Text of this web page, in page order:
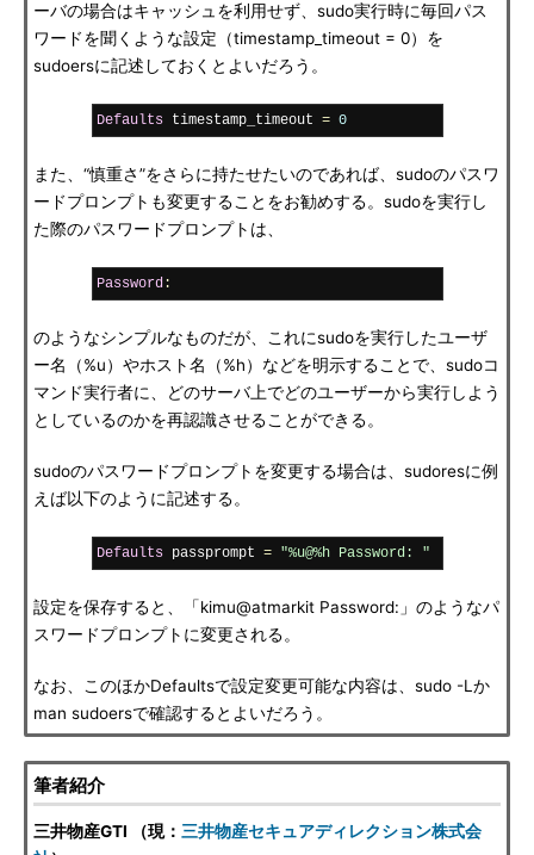
ーバの場合はキャッシュを利用せず、sudo実行時に毎回パス
ワードを聞くような設定（timestamp_timeout = 0）を
sudoersに記述しておくとよいだろう。
Defaults timestamp_timeout = 0
また、“慎重さ”をさらに持たせたいのであれば、sudoのパスワ
ードプロンプトも変更することをお勧めする。sudoを実行し
た際のパスワードプロンプトは、
Password:
のようなシンプルなものだが、これにsudoを実行したユーザ
ー名（%u）やホスト名（%h）などを明示することで、sudoコ
マンド実行者に、どのサーバ上でどのユーザーから実行しよう
としているのかを再認識させることができる。
sudoのパスワードプロンプトを変更する場合は、sudoresに例
えば以下のように記述する。
Defaults passprompt = "%u@%h Password: "
設定を保存すると、「kimu@atmarkit Password:」のようなパ
スワードプロンプトに変更される。
なお、このほかDefaultsで設定変更可能な内容は、sudo -Lか
man sudoersで確認するとよいだろう。
筆者紹介
三井物産GTI （現： 三井物産セキュアディレクション株式会